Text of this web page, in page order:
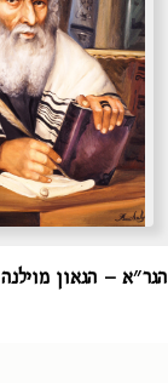
הגר״א – הגאון מוילנה